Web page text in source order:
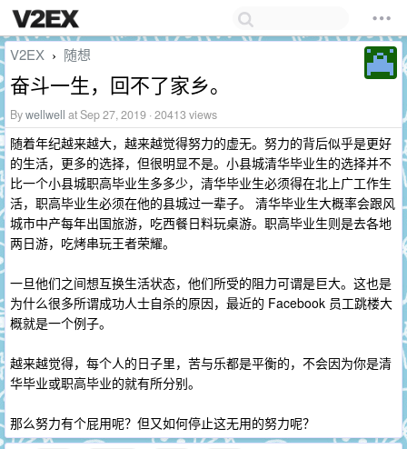
V2EX › 随想
奋斗一生，回不了家乡。
Bywellwell at Sep 27, 2019 · 20413 views
随着年纪越来越大，越来越觉得努力的虚无。努力的背后似乎是更好
的生活，更多的选择，但很明显不是。小县城清华毕业生的选择并不
比一个小县城职高毕业生多多少，清华毕业生必须得在北上广工作生
活，职高毕业生必须在他的县城过一辈子。 清华毕业生大概率会跟风
城市中产每年出国旅游，吃西餐日料玩桌游。职高毕业生则是去各地
两日游，吃烤串玩王者荣耀。
一旦他们之间想互换生活状态，他们所受的阻力可谓是巨大。这也是
为什么很多所谓成功人士自杀的原因，最近的 Facebook 员工跳楼大
概就是一个例子。
越来越觉得，每个人的日子里，苦与乐都是平衡的，不会因为你是清
华毕业或职高毕业的就有所分别。
那么努力有个屁用呢？但又如何停止这无用的努力呢？